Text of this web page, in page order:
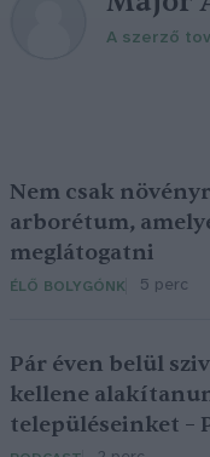
A szerző
Nem csak
arborétum,
meglátogatni
ÉLŐ BOLYGÓNK 5 perc
Pár éven belül
kellene
településeinket –